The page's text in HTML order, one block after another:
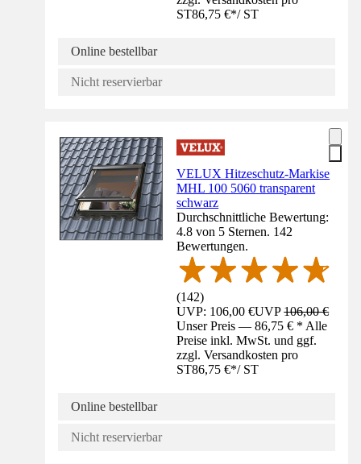
ST86,75 €*/ ST
Online bestellbar
Nicht reservierbar
VELUX Hitzeschutz-Markise
MHL 100 5060 transparent
schwarz
Durchschnittliche Bewertung:
4.8 von 5 Sternen. 142
Bewertungen.
(142)
UVP: 106,00 €UVP106,00 €
Unser Preis — 86,75 € * Alle
Preise inkl. MwSt. und ggf.
zzgl. Versandkosten pro
ST86,75 €*/ ST
Online bestellbar
Nicht reservierbar